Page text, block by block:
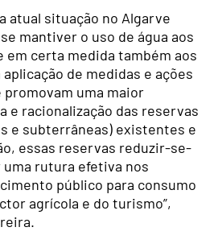
atual situação no Algarve
mantiver o uso de água aos
em certa medida também aos
de medidas e ações
uma maior
e racionalização das reservas
e subterrâneas) existentes e
essas reservas reduzir-se-
uma rutura efetiva nos
público para consumo
agrícola e do turismo”,